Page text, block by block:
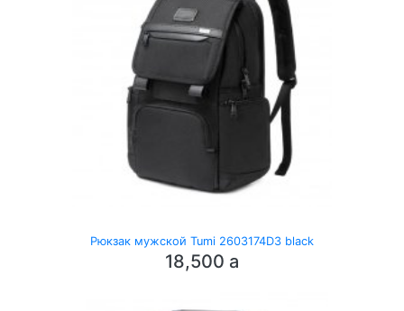
Рюкзак мужской Tumi 2603174D3 black
18,500 a